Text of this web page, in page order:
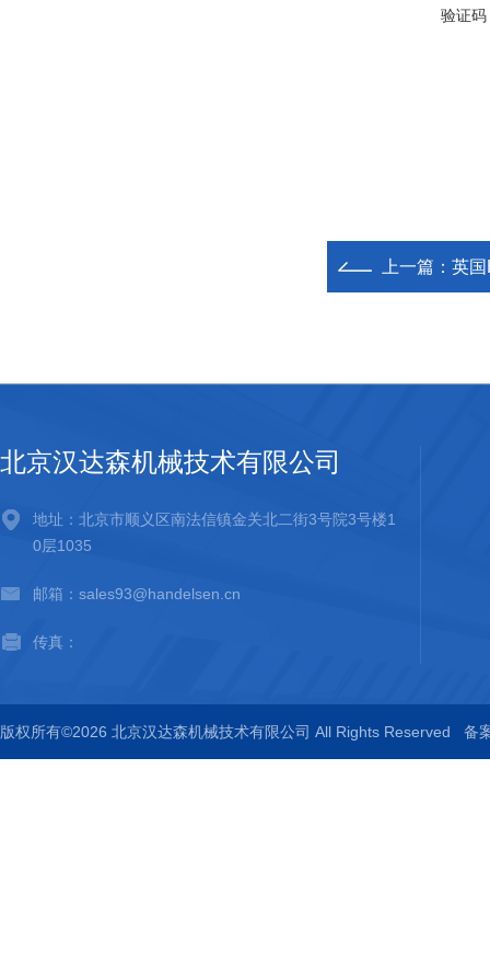
验证码
上一篇： 英
北京汉达森机械技术有限公司
地址：北京市顺义区南法信镇金关北二街3号院3号楼1
0层1035
邮箱：sales93@handelsen.cn
传真：
版权所有©2026 北京汉达森机械技术有限公司 All Rights Reserved 备